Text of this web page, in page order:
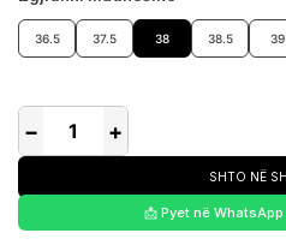
36.5 37.5 38 38.5 39
− +
SHTO NË
📩 Pyet në